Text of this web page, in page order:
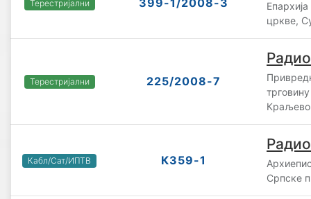
Терестријални 399-1/2008-3
цркве,
Терестријални 225/2008-7
Краљево
Кабл/Сат/ИПТВ К359-1
Српске